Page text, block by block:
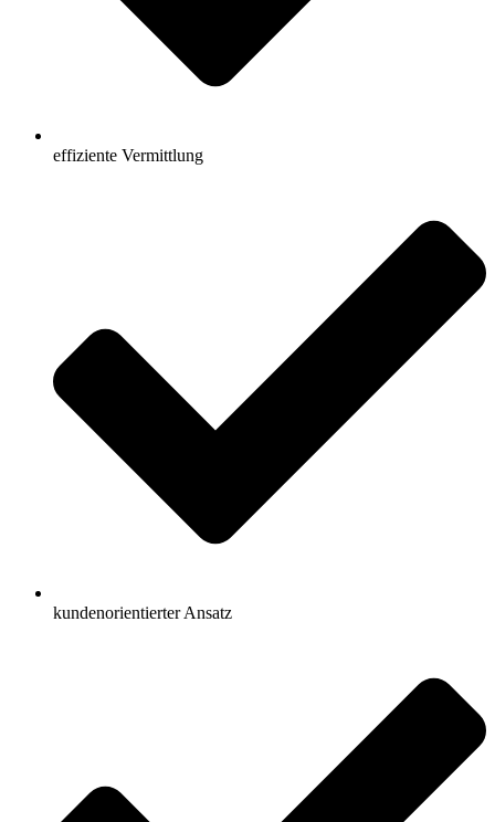
effiziente Vermittlung
kundenorientierter Ansatz